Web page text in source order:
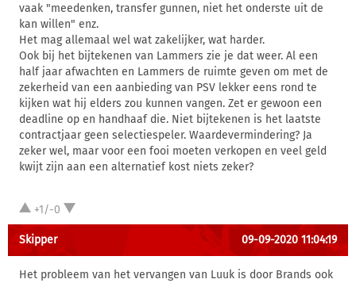
vaak "meedenken, transfer gunnen, niet het onderste uit de
kan willen" enz.
Het mag allemaal wel wat zakelijker, wat harder.
Ook bij het bijtekenen van Lammers zie je dat weer. Al een
half jaar afwachten en Lammers de ruimte geven om met de
zekerheid van een aanbieding van PSV lekker eens rond te
kijken wat hij elders zou kunnen vangen. Zet er gewoon een
deadline op en handhaaf die. Niet bijtekenen is het laatste
contractjaar geen selectiespeler. Waardevermindering? Ja
zeker wel, maar voor een fooi moeten verkopen en veel geld
kwijt zijn aan een alternatief kost niets zeker?
+1/-0
Skipper 09-09-2020 11:04:19
Het probleem van het vervangen van Luuk is door Brands ook